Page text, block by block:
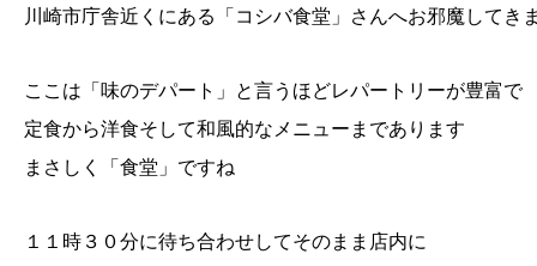
川崎市庁舎近くにある「コシバ食堂」さんへお邪魔してき
ここは「味のデパート」と言うほどレパートリーが豊富で
定食から洋食そして和風的なメニューまであります
まさしく「食堂」ですね
１１時３０分に待ち合わせしてそのまま店内に